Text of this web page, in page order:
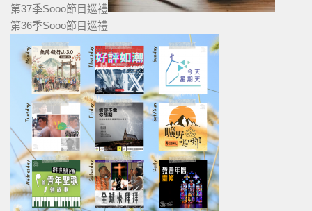
第37季Sooo節目巡禮
第36季Sooo節目巡禮